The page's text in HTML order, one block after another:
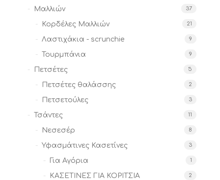
Μαλλιών 37
Κορδέλες Μαλλιών 21
Λαστιχάκια - scrunchie 9
Τουρμπάνια 9
Πετσέτες 5
Πετσέτες θαλάσσης 2
Πετσετούλες 3
Τσάντες 11
Νεσεσέρ 8
Υφασμάτινες Κασετίνες 3
Για Αγόρια 1
ΚΑΣΕΤΙΝΕΣ ΓΙΑ ΚΟΡΙΤΣΙΑ 2